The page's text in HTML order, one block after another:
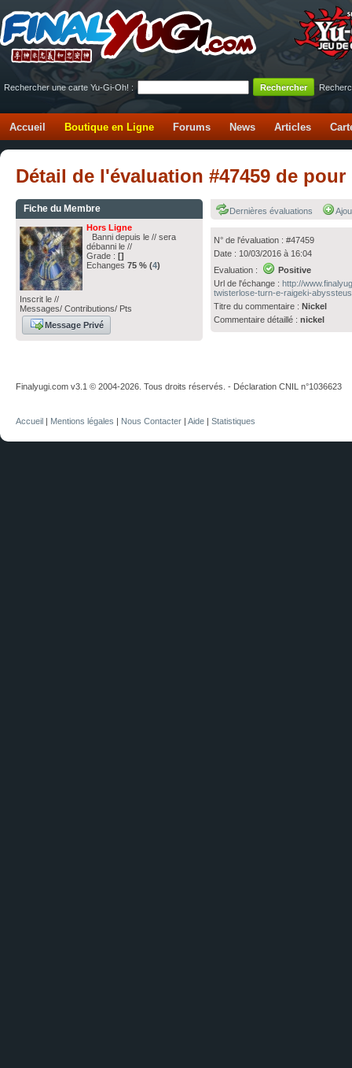
Rechercher une carte Yu-Gi-Oh! :
Accueil Boutique en Ligne Forums News Articles
Détail de l'évaluation #47459 de
Fiche du Membre
Hors Ligne
Banni depuis le // sera
débanni le //
Grade : []
Echanges 75 % (4)
Inscrit le //
Messages/ Contributions/ Pts
Message Privé
Dernières évaluations
N° de l'évaluation : #47459
Date : 10/03/2016 à 16:04
Evaluation :
Positive
Url de l'échange :http://
twisterlose-turn-e-raigeki-
Titre du commentaire :Nickel
Commentaire détaillé :nickel
Finalyugi.com v3.1 © 2004-2026. Tous droits réservés. - Déclaration CNIL n°1036623
Accueil | Mentions légales | Nous Contacter | Aide | Statistiques